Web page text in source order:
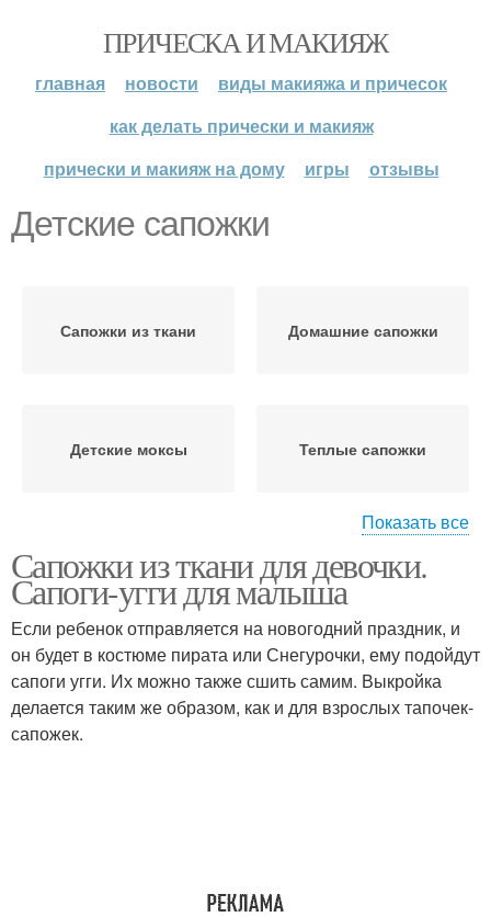
ПРИЧЕСКА И МАКИЯЖ
главная новости
виды макияжа и причесок
как делать прически и макияж
прически и макияж на дому
игры отзывы
Детские сапожки
Сапожки из ткани Домашние сапожки
Детские моксы Теплые сапожки
Меховые сапожки Сапожки из флиса
Показать все
Сапожки из ткани для девочки.
Сапоги-угги для малыша
Если ребенок отправляется на новогодний праздник, и
он будет в костюме пирата или Снегурочки, ему подойдут
сапоги угги. Их можно также сшить самим. Выкройка
делается таким же образом, как и для взрослых тапочек-
сапожек.